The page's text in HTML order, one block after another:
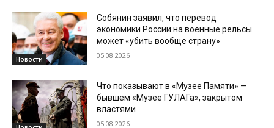
Новости
Собянин заявил, что перевод
экономики России на военные рельсы
может «убить вообще страну»
05.08.2026
Что показывают в «Музее Памяти» —
бывшем «Музее ГУЛАГа», закрытом
властями
05.08.2026